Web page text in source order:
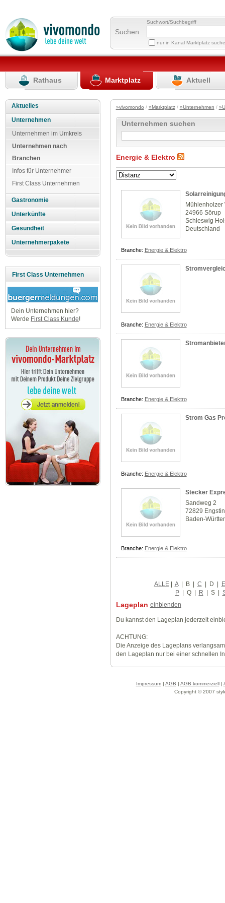
Suchen
Suchwort/Suchbegriff
nur in Kanal Marktplatz
Rathaus Marktplatz Aktuell
Aktuelles
Unternehmen
Unternehmen im Umkreis
Unternehmen nach
Branchen
Infos für Unternehmer
First Class Unternehmen
Gastronomie
Unterkünfte
Gesundheit
Unternehmerpakete
First Class Unternehmen
Dein Unternehmen hier?
Werde First Class Kunde!
»vivomondo / »Marktplatz/ »Unternehmen /
Unternehmen suchen
Energie & Elektro
Mühlenholzer
24966 Sörup
Schleswig
Deutschland
Branche: Energie & Elektro
Branche: Energie & Elektro
Branche: Energie & Elektro
Strom Gas
Branche: Energie & Elektro
Stecker
Sandweg 2
72829
Baden-
Branche: Energie & Elektro
ALLE| A | B | C | D | E
P | Q | R | S|
Lageplan einblenden
Du kannst den Lageplan jederzeit
ACHTUNG:
Die Anzeige des Lageplans
den Lageplan nur bei einer schnellen
Impressum| AGB | AGB kommerziell|
Copyright © 2007